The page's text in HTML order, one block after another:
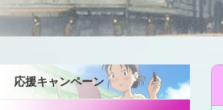
応援キャンペーン